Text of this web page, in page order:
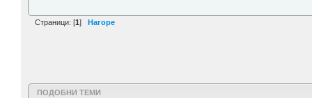
Страници: [1] Нагоре
ПОДОБНИ ТЕМИ